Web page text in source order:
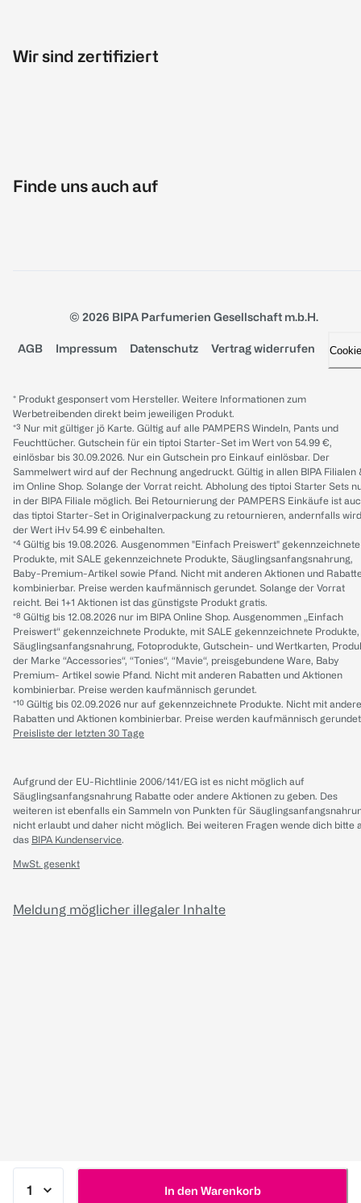
In den Warenkorb
Wir sind zertifiziert
Finde uns auch auf
© 2026 BIPA Parfumerien Gesellschaft m.b.H.
AGB Impressum Datenschutz Vertrag widerrufen
* Produkt gesponsert vom Hersteller. Weitere Informationen zum
Werbetreibenden direkt beim jeweiligen Produkt.
*³ Nur mit gültiger jö Karte. Gültig auf alle PAMPERS Windeln, Pants und
Feuchttücher. Gutschein für ein tiptoi Starter-Set im Wert von 54.99 €,
einlösbar bis 30.09.2026. Nur ein Gutschein pro Einkauf einlösbar. Der
Sammelwert wird auf der Rechnung angedruckt. Gültig in allen BIPA Filialen
im Online Shop. Solange der Vorrat reicht. Abholung des tiptoi Starter Sets
in der BIPA Filiale möglich. Bei Retournierung der PAMPERS Einkäufe ist
das tiptoi Starter-Set in Originalverpackung zu retournieren, andernfalls wird
der Wert iHv 54.99 € einbehalten.
*⁴ Gültig bis 19.08.2026. Ausgenommen "Einfach Preiswert" gekennzeichnete
Produkte, mit SALE gekennzeichnete Produkte, Säuglingsanfangsnahrung,
Baby-Premium-Artikel sowie Pfand. Nicht mit anderen Aktionen und
kombinierbar. Preise werden kaufmännisch gerundet. Solange der Vorrat
reicht. Bei 1+1 Aktionen ist das günstigste Produkt gratis.
*⁸ Gültig bis 12.08.2026 nur im BIPA Online Shop. Ausgenommen „Einfach
Preiswert“ gekennzeichnete Produkte, mit SALE gekennzeichnete Produkte,
Säuglingsanfangsnahrung, Fotoprodukte, Gutschein- und Wertkarten,
der Marke “Accessories“, “Tonies“, “Mavie“, preisgebundene Ware, Baby
Premium- Artikel sowie Pfand. Nicht mit anderen Rabatten und Aktionen
kombinierbar. Preise werden kaufmännisch gerundet.
*¹⁰ Gültig bis 02.09.2026 nur auf gekennzeichnete Produkte. Nicht mit
Rabatten und Aktionen kombinierbar. Preise werden kaufmännisch
Preisliste der letzten 30 Tage
Aufgrund der EU-Richtlinie 2006/141/EG ist es nicht möglich auf
Säuglingsanfangsnahrung Rabatte oder andere Aktionen zu geben. Des
weiteren ist ebenfalls ein Sammeln von Punkten für
nicht erlaubt und daher nicht möglich. Bei weiteren Fragen wende dich bitte
das BIPA Kundenservice.
MwSt. gesenkt
Meldung möglicher illegaler Inhalte